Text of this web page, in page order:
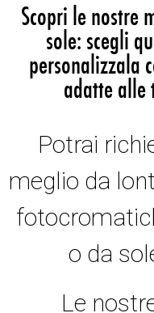
Scopri le nostre
sole: scegli
personalizzala
adatte alle
Potrai
meglio da
o da
Le